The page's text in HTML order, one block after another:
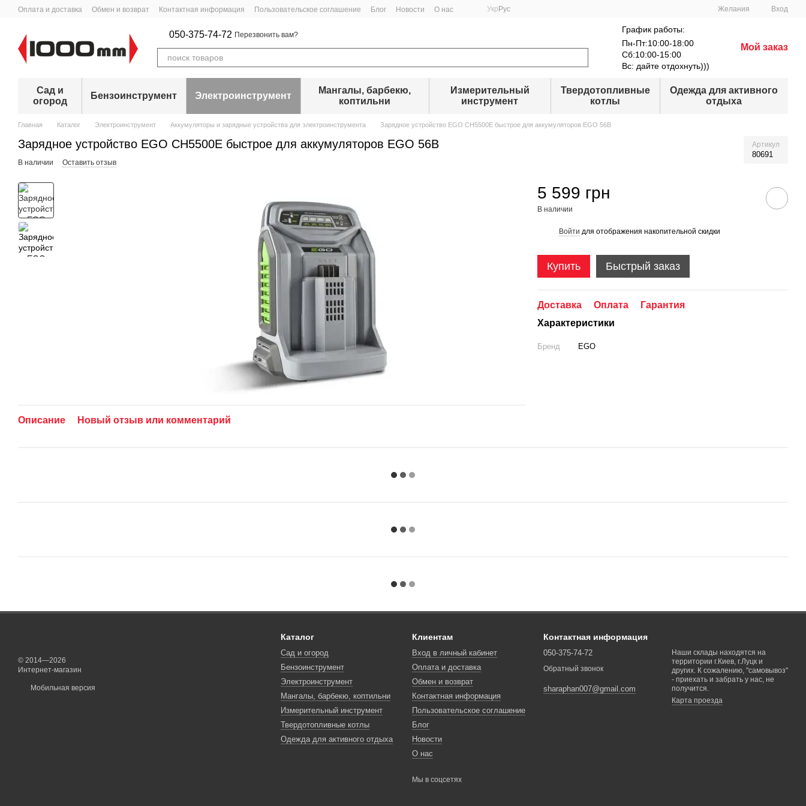
Перейти к основному контенту
Оплата и доставка Обмен и возврат Контактная информация Пользовательское соглашение Блог Новости О нас Укр Рус Желания Вход
050-375-74-72 Перезвонить вам?
График работы:
Пн-Пт:10:00-18:00
Сб:10:00-15:00
Вс: дайте отдохнуть)))
Мой заказ
Сад и
огород
Бензоинструмент Электроинструмент
Мангалы, барбекю,
коптильни
Измерительный
инструмент
Твердотопливные
котлы
Одежда для активного
отдыха
Главная Каталог Электроинструмент Аккумуляторы и зарядные устройства для электроинструмента Зарядное устройство EGO CH5500E быстрое для аккумуляторов EGO 56В
Зарядное устройство EGO CH5500E быстрое для аккумуляторов EGO 56В Артикул
80691
В наличии Оставить отзыв
Описание Новый отзыв или комментарий
5 599 грн
В наличии
Войти для отображения накопительной скидки
Купить Быстрый заказ
Доставка Оплата
Гарантия
Характеристики
Бренд EGO
© 2014—2026
Интернет-магазин
Мобильная версия
Каталог
Сад и огород
Бензоинструмент
Электроинструмент
Мангалы, барбекю, коптильни
Измерительный инструмент
Твердотопливные котлы
Одежда для активного отдыха
Клиентам
Вход в личный кабинет
Оплата и доставка
Обмен и возврат
Контактная информация
Пользовательское соглашение
Блог
Новости
О нас
Мы в соцсетях
Контактная информация
050-375-74-72
Обратный звонок
sharaphan007@gmail.com
Наши склады находятся на
территории г.Киев, г.Луцк и
других. К сожалению, "самовывоз"
- приехать и забрать у нас, не
получится.
Карта проезда